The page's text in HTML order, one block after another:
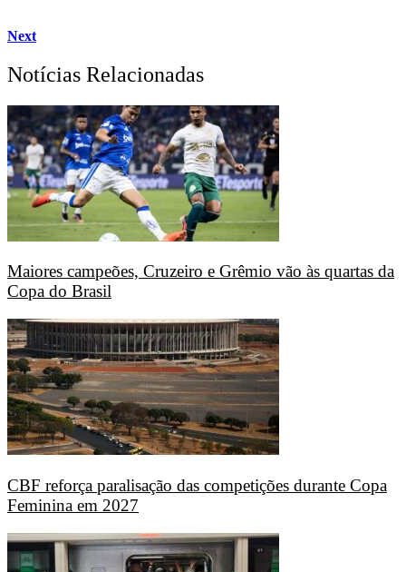
Next
Notícias Relacionadas
Maiores campeões, Cruzeiro e Grêmio vão às quartas da
Copa do Brasil
CBF reforça paralisação das competições durante Copa
Feminina em 2027